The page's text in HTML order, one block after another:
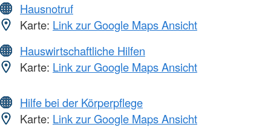
Hausnotruf
Karte: Link zur Google Maps Ansicht
Hauswirtschaftliche Hilfen
Karte: Link zur Google Maps Ansicht
Hilfe bei der Körperpflege
Karte: Link zur Google Maps Ansicht